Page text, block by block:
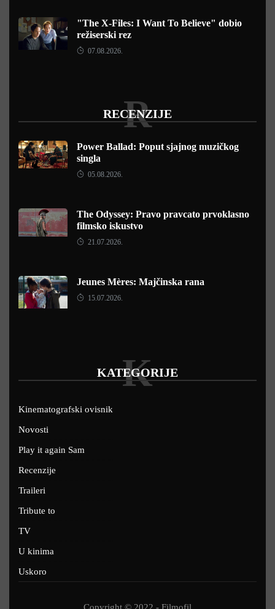
"The X-Files: I Want To Believe" dobio
režiserski rez
07.08.2026.
RECENZIJE
R
Power Ballad: Poput sjajnog muzičkog
singla
05.08.2026.
The Odyssey: Pravo pravcato prvoklasno
filmsko iskustvo
21.07.2026.
Jeunes Mères: Majčinska rana
15.07.2026.
KATEGORIJE
K
Kinematografski ovisnik
Novosti
Play it again Sam
Recenzije
Traileri
Tribute to
TV
U kinima
Uskoro